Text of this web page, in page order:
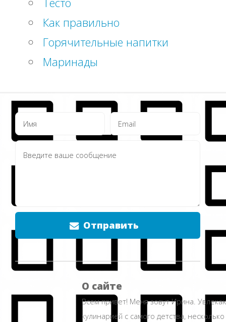
Как правильно
Горячительные напитки
Маринады
Отправить
О сайте
Всем привет! Меня зовут Ирина.
кулинарией с самого детства,